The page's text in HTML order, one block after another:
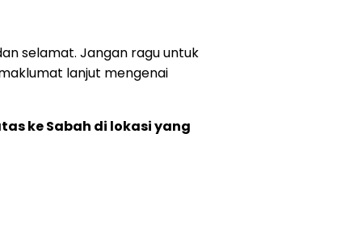
selamat. Jangan ragu untuk
lanjut mengenai
ke Sabah di lokasi yang